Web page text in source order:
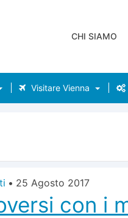
CHI SIAMO
Visitare Vienna
• 25 Agosto 2017
con i